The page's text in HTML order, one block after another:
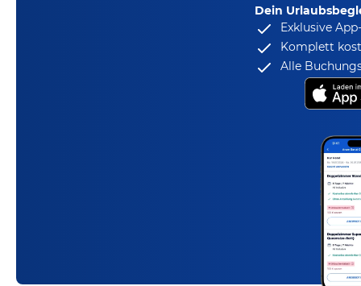
Dein
Exklusive
Komplett
Alle